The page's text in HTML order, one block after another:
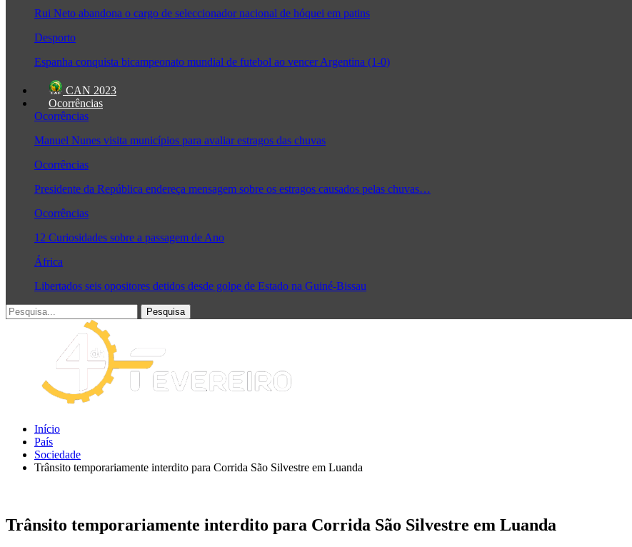
Rui Neto abandona o cargo de seleccionador nacional de hóquei em patins
Desporto
Espanha conquista bicampeonato mundial de futebol ao vencer Argentina (1-0)
CAN 2023
Ocorrências
Ocorrências
Manuel Nunes visita municípios para avaliar estragos das chuvas
Ocorrências
Presidente da República endereça mensagem sobre os estragos causados pelas chuvas…
Ocorrências
12 Curiosidades sobre a passagem de Ano
África
Libertados seis opositores detidos desde golpe de Estado na Guiné-Bissau
Início
País
Sociedade
Trânsito temporariamente interdito para Corrida São Silvestre em Luanda
Trânsito temporariamente interdito para Corrida São Silvestre em Luanda